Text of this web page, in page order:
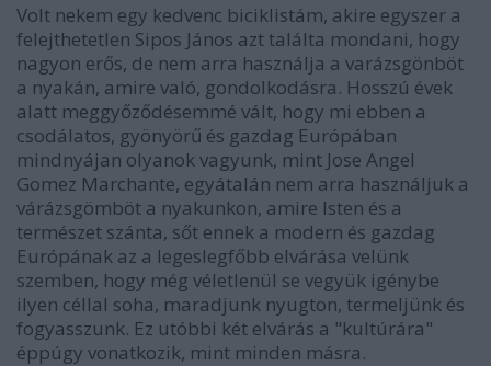
Volt nekem egy kedvenc biciklistám, akire egyszer a
felejthetetlen Sipos János azt találta mondani, hogy
nagyon erős, de nem arra használja a varázsgönböt
a nyakán, amire való, gondolkodásra. Hosszú évek
alatt meggyőződésemmé vált, hogy mi ebben a
csodálatos, gyönyörű és gazdag Európában
mindnyájan olyanok vagyunk, mint Jose Angel
Gomez Marchante, egyátalán nem arra használjuk a
várázsgömböt a nyakunkon, amire Isten és a
természet szánta, sőt ennek a modern és gazdag
Európának az a legeslegfőbb elvárása velünk
szemben, hogy még véletlenül se vegyük igénybe
ilyen céllal soha, maradjunk nyugton, termeljünk és
fogyasszunk. Ez utóbbi két elvárás a "kultúrára"
éppúgy vonatkozik, mint minden másra.